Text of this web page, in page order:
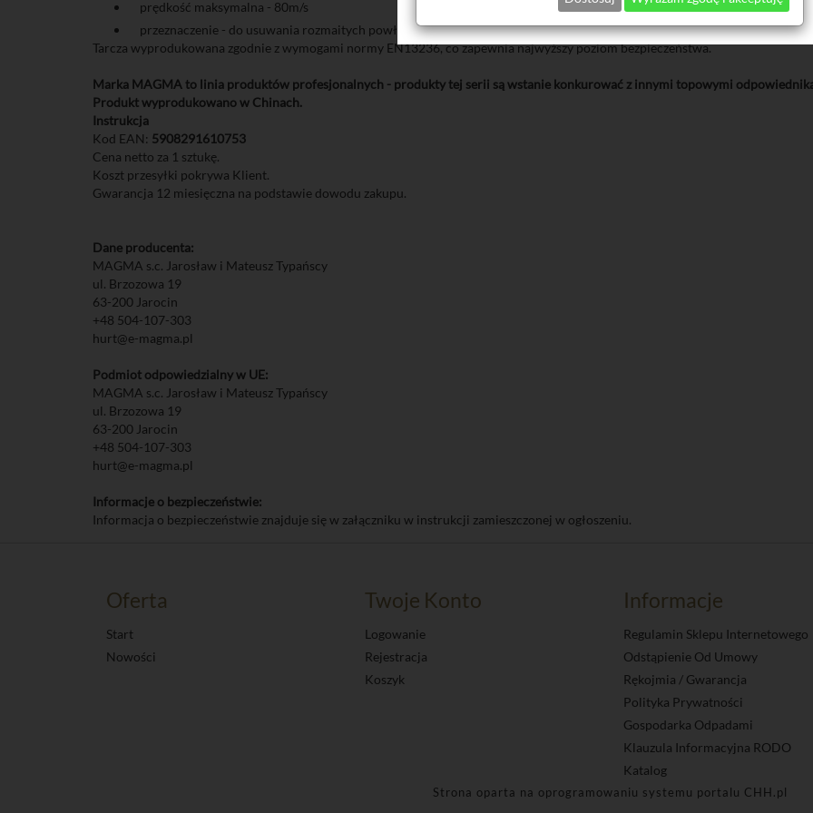
prędkość maksymalna - 80m/s
przeznaczenie - do usuwania rozmaitych powłok, klejów, uszczelniaczy, farb, żywic z powierzchni betonowych
Tarcza wyprodukowana zgodnie z wymogami normy EN13236, co zapewnia najwyższy poziom bezpieczeństwa.
Marka MAGMA to linia produktów profesjonalnych - produkty tej serii są wstanie konkurować z innymi topowymi
Produkt wyprodukowano w Chinach.
Instrukcja
Kod EAN: 5908291610753
Cena netto za 1 sztukę.
Koszt przesyłki pokrywa Klient.
Gwarancja 12 miesięczna na podstawie dowodu zakupu.
Dane producenta:
MAGMA s.c. Jarosław i Mateusz Typańscy
ul. Brzozowa 19
63-200 Jarocin
+48 504-107-303
hurt@e-magma.pl
Podmiot odpowiedzialny w UE:
MAGMA s.c. Jarosław i Mateusz Typańscy
ul. Brzozowa 19
63-200 Jarocin
+48 504-107-303
hurt@e-magma.pl
Informacje o bezpieczeństwie:
Informacja o bezpieczeństwie znajduje się w załączniku w instrukcji zamieszczonej w ogłoszeniu.
Oferta
Start
Nowości
Twoje Konto
Logowanie
Rejestracja
Koszyk
Informacje
Regulamin Sklepu Internetowego
Odstąpienie Od Umowy
Rękojmia / Gwarancja
Polityka Prywatności
Gospodarka Odpadami
Klauzula Informacyjna RODO
Katalog
Strona oparta na oprogramowaniu systemu portalu CHH.pl